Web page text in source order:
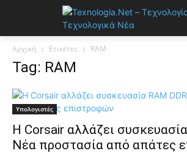
Αρχική Ετικέτες RAM
Tag: RAM
Υπολογιστές
Η Corsair αλλάζει
Νέα προστασία από απάτες